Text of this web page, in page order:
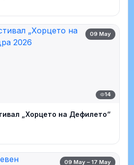
09 May
14
„Хорцето на Дефилето“
09 May – 17 May